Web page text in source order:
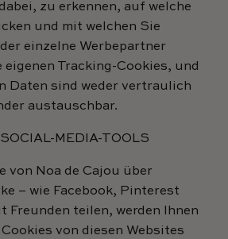
zu erkennen, auf welche
und mit welchen Sie
einzelne Werbepartner
eigenen Tracking-Cookies, und
Daten sind weder vertraulich
austauschbar.
MEDIA-TOOLS
von Noa de Cajou über
– wie Facebook, Pinterest
Freunden teilen, werden Ihnen
von diesen Websites